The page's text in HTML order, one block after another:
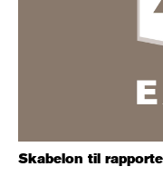
Skabelon til